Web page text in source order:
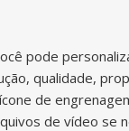
pode
qualidade,
de
de vídeo se